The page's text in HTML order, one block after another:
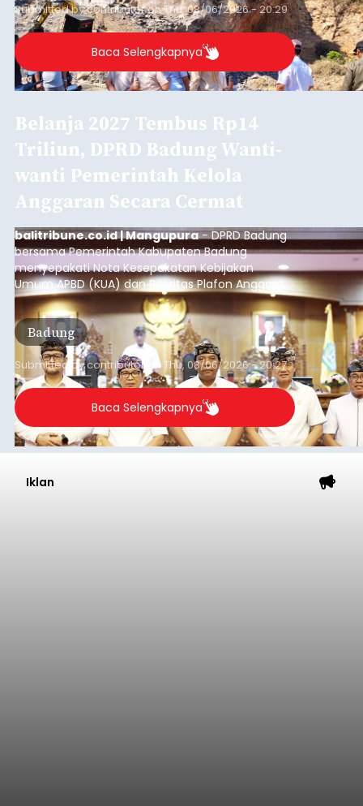
Submitted bycontributoronThu, 08/06/2026 - 20:29
Baca Selengkapnya
Belanja 2027 Tembus Rp14
Triliun, DPRD Badung Wanti-
wanti Pemerintah Kelola
Anggaran Secara Cermat
balitribune.co.id | Mangupura- DPRD Badung
bersama Pemerintah Kabupaten Badung
menyepakati Nota Kesepakatan Kebijakan
Umum APBD (KUA) dan Prioritas Plafon Anggaran
Sementara (PPAS) Tahun Anggaran 2027 dalam
rapat paripurna yang digelar di Gedung DPRD
Badung, Kamis (6/8/2026).
Badung
Submitted bycontributor onThu, 08/06/2026 - 20:27
Baca Selengkapnya
Iklan